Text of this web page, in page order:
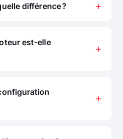
différence ?
est-elle